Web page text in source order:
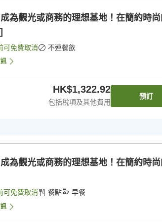
為觀光或商務的理想基地！在簡約時
可免費取消 不連餐飲
HK$1,322.92
包括稅項及其他費用
預訂
為觀光或商務的理想基地！在簡約時
可免費取消 餐點 早餐